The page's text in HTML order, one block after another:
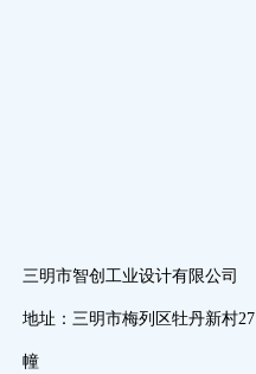
三明市智创工业设计有限公司
地址：三明市梅列区牡丹新村27
幢